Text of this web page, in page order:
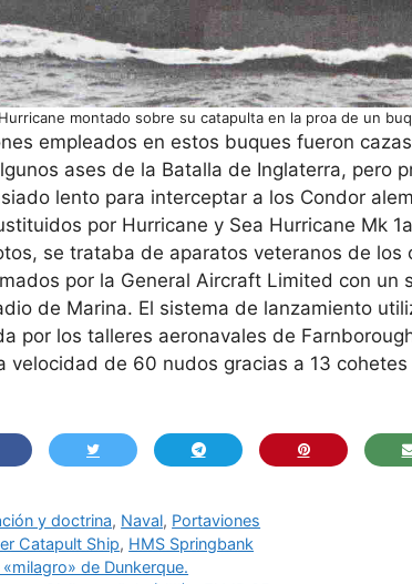
montado sobre su catapulta en la proa de un
empleados en estos buques fueron
ases de la Batalla de Inglaterra, pero
lento para interceptar a los Condor
por Hurricane y Sea Hurricane Mk
se trataba de aparatos veteranos de
por la General Aircraft Limited con un
de Marina. El sistema de lanzamiento
por los talleres aeronavales de
velocidad de 60 nudos gracias a 13
y doctrina, Naval, Portaviones
Catapult Ship, HMS Springbank
de Dunkerque.